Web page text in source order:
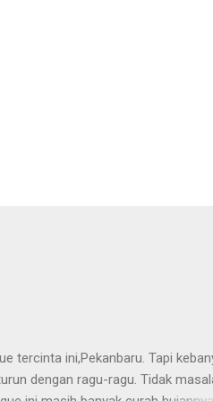
tercinta ini,Pekanbaru. Tapi
dengan ragu-ragu. Tidak